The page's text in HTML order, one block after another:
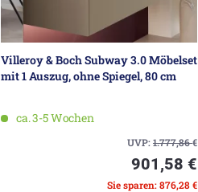
Villeroy & Boch Subway 3.0 Möbelset
mit 1 Auszug, ohne Spiegel, 80 cm
ca. 3-5 Wochen
UVP:1.777,86€
901,58 €
Sie sparen: 876,28 €